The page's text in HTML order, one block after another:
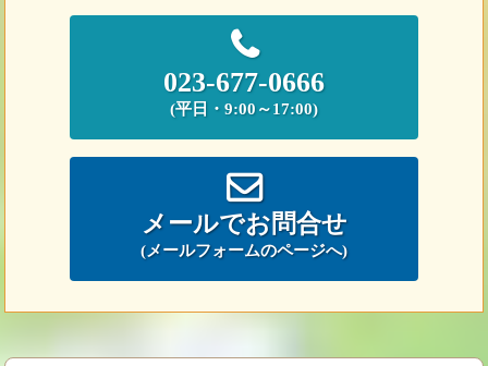
023-677-0666
(平日・9:00～17:00)
メールでお問合せ
(メールフォームのページへ)